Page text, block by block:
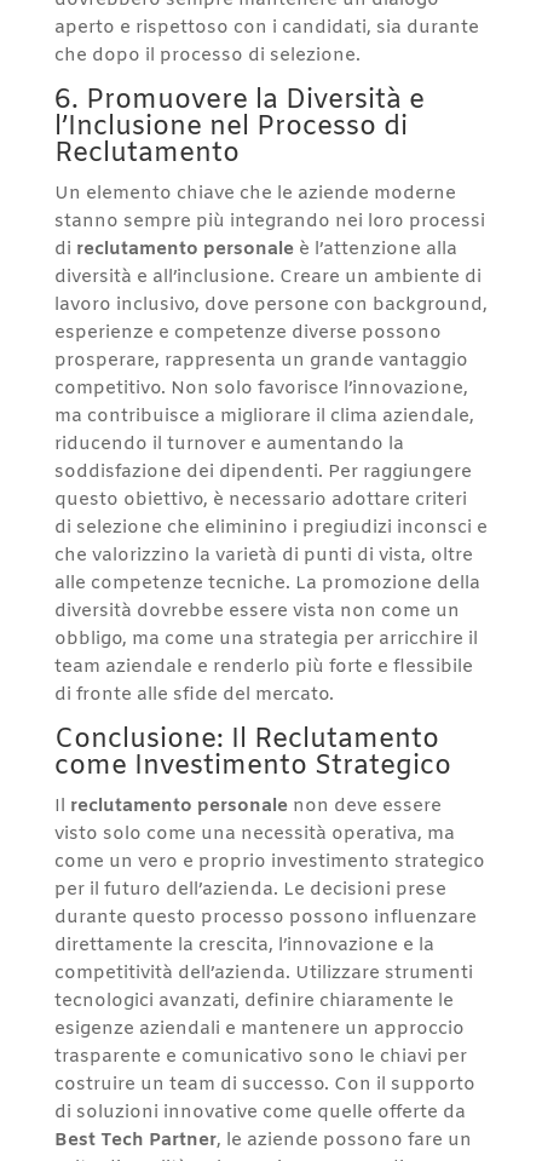
aperto e rispettoso con i candidati, sia durante
che dopo il processo di selezione.
6. Promuovere la Diversità e
l’Inclusione nel Processo di
Reclutamento
Un elemento chiave che le aziende moderne
stanno sempre più integrando nei loro processi
di reclutamento personaleè l’attenzione alla
diversità e all’inclusione. Creare un ambiente di
lavoro inclusivo, dove persone con background,
esperienze e competenze diverse possono
prosperare, rappresenta un grande vantaggio
competitivo. Non solo favorisce l’innovazione,
ma contribuisce a migliorare il clima aziendale,
riducendo il turnover e aumentando la
soddisfazione dei dipendenti. Per raggiungere
questo obiettivo, è necessario adottare criteri
di selezione che eliminino i pregiudizi inconsci e
che valorizzino la varietà di punti di vista, oltre
alle competenze tecniche. La promozione della
diversità dovrebbe essere vista non come un
obbligo, ma come una strategia per arricchire il
team aziendale e renderlo più forte e flessibile
di fronte alle sfide del mercato.
Conclusione: Il Reclutamento
come Investimento Strategico
Il reclutamento personalenon deve essere
visto solo come una necessità operativa, ma
come un vero e proprio investimento strategico
per il futuro dell’azienda. Le decisioni prese
durante questo processo possono influenzare
direttamente la crescita, l’innovazione e la
competitività dell’azienda. Utilizzare strumenti
tecnologici avanzati, definire chiaramente le
esigenze aziendali e mantenere un approccio
trasparente e comunicativo sono le chiavi per
costruire un team di successo. Con il supporto
di soluzioni innovative come quelle offerte da
Best Tech Partner, le aziende possono fare un